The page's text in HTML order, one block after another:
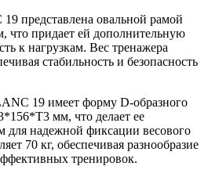
представлена овальной рамой
что придает ей дополнительную
к нагрузкам. Вес тренажера
стабильность и безопасность
19 имеет форму D-образного
мм, что делает ее
надежной фиксации весового
70 кг, обеспечивая разнообразие
тренировок.